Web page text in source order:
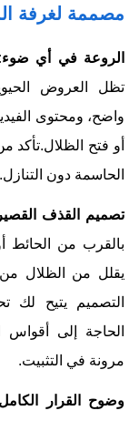
مصممة لغرفة
الروعة في أي
تظل العروض
واضح، ومحتوى
أو فتح الظلال.تأكد
الحاسمة دون التنازل.
تصميم القذف
بالقرب من الحائط
يقلل من الظلال
التصميم يتيح لك
الحاجة إلى أقواس
مرونة في التثبيت.
وضوح القرار